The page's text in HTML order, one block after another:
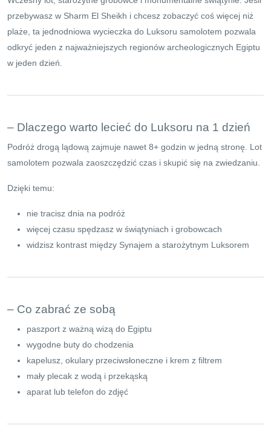
przebywasz w Sharm El Sheikh i chcesz zobaczyć coś więcej niż
plaże, ta jednodniowa wycieczka do Luksoru samolotem pozwala
odkryć jeden z najważniejszych regionów archeologicznych Egiptu
w jeden dzień.
– Dlaczego warto lecieć do Luksoru na 1 dzień
Podróż drogą lądową zajmuje nawet 8+ godzin w jedną stronę. Lot
samolotem pozwala zaoszczędzić czas i skupić się na zwiedzaniu.
Dzięki temu:
nie tracisz dnia na podróż
więcej czasu spędzasz w świątyniach i grobowcach
widzisz kontrast między Synajem a starożytnym Luksorem
– Co zabrać ze sobą
paszport z ważną wizą do Egiptu
wygodne buty do chodzenia
kapelusz, okulary przeciwsłoneczne i krem z filtrem
mały plecak z wodą i przekąską
aparat lub telefon do zdjęć